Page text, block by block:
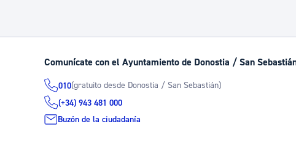
Comunícate con el Ayuntamiento de Donostia / San
010(gratuito desde Donostia / San Sebastián)
(+34) 943 481 000
Buzón de la ciudadanía